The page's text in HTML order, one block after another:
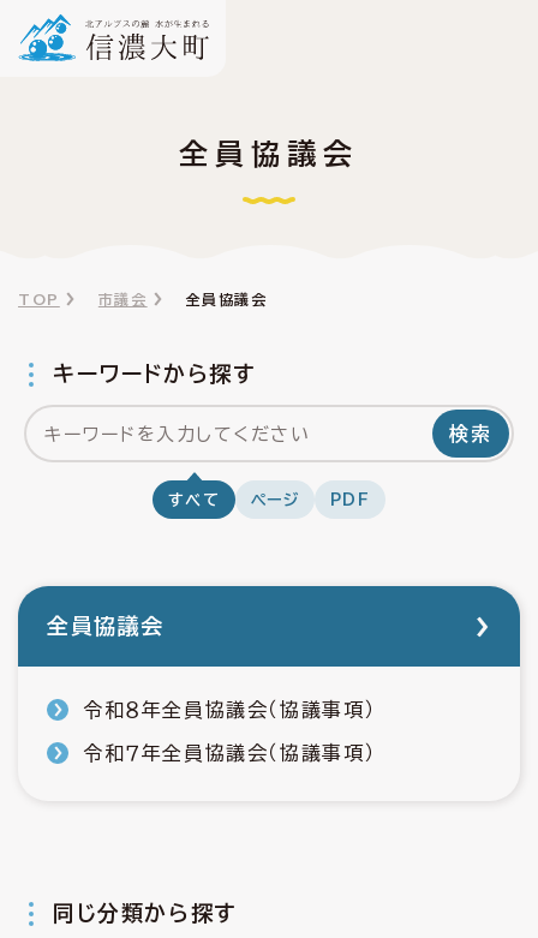
全員協議会
TOP 市議会 全員協議会
キーワードから探す
検索
すべて ページ PDF
全員協議会
令和８年全員協議会（協議事項）
令和７年全員協議会（協議事項）
同じ分類から探す